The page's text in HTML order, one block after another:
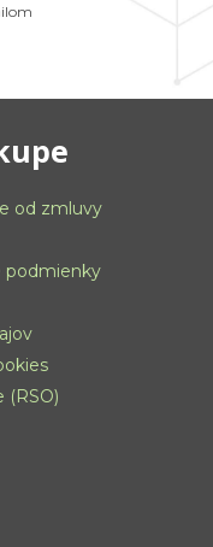
od zmluvy
podmienky
(RSO)